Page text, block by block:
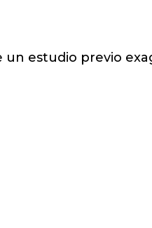
un estudio previo